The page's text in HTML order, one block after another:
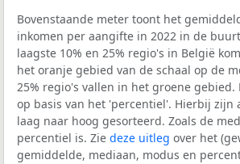
Bovenstaande meter toont het
inkomen per aangifte in 2022 in de
laagste 10% en 25% regio's in België
het oranje gebied van de schaal op de
25% regio's vallen in het groene gebied.
op basis van het 'percentiel'. Hierbij zijn
laag naar hoog gesorteerd. Zoals de
percentiel is. Zie deze uitleg over het
gemiddelde, mediaan, modus en